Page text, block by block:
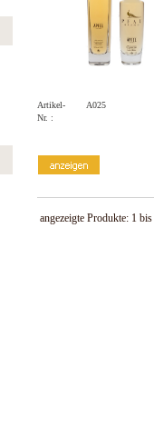
Artikel-
Nr. :
A025
angezeigte Produkte: 1bis